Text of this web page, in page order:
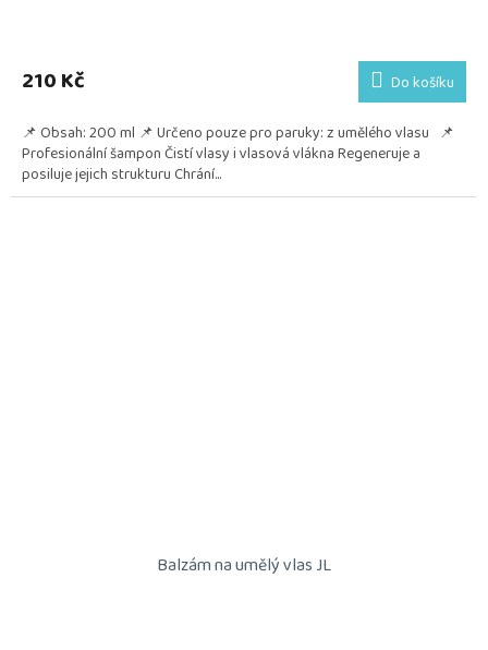
210 Kč Do košíku
📌 Obsah: 200 ml 📌 Určeno pouze pro paruky: z umělého vlasu 📌
Profesionální šampon Čistí vlasy i vlasová vlákna Regeneruje a
posiluje jejich strukturu Chrání...
Balzám na umělý vlas JL